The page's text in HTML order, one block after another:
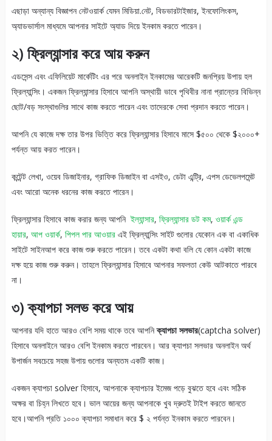
এছাড়া অন্যান্য বিজ্ঞাপন নেটওয়ার্ক যেমন মিডিয়া.নেট, বিডভারটাইজার, ইনফোলিংকস,
অ্যাডভার্সাল মাধ্যমে আপনার সাইটে অ্যাড দিয়ে ইনকাম করতে পারেন।
২) ফ্রিল্যান্সার করে আয় করুন
এডসেন্স এবং এফিলিয়েট মার্কেটিং এর পরে অনলাইন ইনকামের আরেকটি জনপ্রিয় উপায় হল
ফ্রিল্যান্সিং। একজন ফ্রিল্যান্সার হিসাবে আপনি অস্থায়ী ভাবে পৃথিবীর নানা প্রান্তের বিভিন্ন
ছোট/বড় সংস্থাগুলির সাথে কাজ করতে পারেন এবং তাদেরকে সেবা প্রদান করতে পারেন।
আপনি যে কাজে দক্ষ তার উপর ভিত্তি করে ফ্রিল্যান্সার হিসাবে মাসে $৫০০ থেকে $২০০০+
পর্যন্ত আয় করত পারেন।
কন্টেন্ট লেখা, ওয়েব ডিজাইনার, গ্রাফিক ডিজাইন বা এসইও, ডেটা এন্ট্রি, এপস ডেভেলপমেন্ট
এবং আরো অনেক ধরনের কাজ করতে পারেন।
ফ্রিল্যান্সার হিসাবে কাজ করার জন্য আপনিইল্যান্সার, ফ্রিল্যান্সার ডট কম, ওয়ার্ক এন্ড
হায়ার, আপ ওয়ার্ক, পিপল পার আওয়ারএই ফ্রিল্যান্সিং সাইট গুলোর যেকোন এক বা একাধিক
সাইটে সাইনআপ করে কাজ শুরু করতে পারেন। তবে একটা কথা বলি যে কোন একটা কাজে
দক্ষ হয়ে কাজ শুরু করুন। তাহলে ফ্রিল্যান্সার হিসাবে আপনার সফলতা কেউ আটকাতে পারবে
না।
৩) ক্যাপচা সলভ করে আয়
আপনার যদি হাতে আরও বেশি সময় থাকে তবে আপনিক্যাপচা সলভার(captcha solver)
হিসাবে অনলাইনে আরও বেশি ইনকাম করতে পারবেন। আর ক্যাপচা সলভার অনলাইন অর্থ
উপার্জন সবচেয়ে সহজ উপায় গুলোর অন্যতম একটি কাজ।
একজন ক্যাপচা solver হিসাবে, আপনাকে ক্যাপচার ইমেজ পড়ে বুঝতে হবে এবং সঠিক
অক্ষর বা চিহ্ন লিখতে হবে। ভাল আয়ের জন্য আপনাকে খুব দ্রুতই টাইপ করতে জানতে
হবে।আপনি প্রতি ১০০০ ক্যাপচা সমাধান করে $ ২ পর্যন্ত ইনকাম করতে পারবেন।